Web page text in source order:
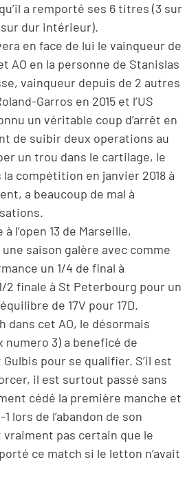
a remporté ses 6 titres (3 sur
dur intérieur).
en face de lui le vainqueur de
AO en la personne de Stanislas
vainqueur depuis de 2 autres
Garros en 2015 et l’US
un véritable coup d’arrêt en
de suibir deux operations au
un trou dans le cartilage, le
compétition en janvier 2018 à
a beaucoup de mal à
l’open 13 de Marseille,
saison galère avec comme
un 1/4 de final à
2 finale à St Peterbourg pour un
de 17V pour 17D.
dans cet AO, le désormais
numero 3) a beneficé de
Gulbis pour se qualifier. S’il est
il est surtout passé sans
cédé la première manche et
lors de l’abandon de son
vraiment pas certain que le
ce match si le letton n’avait